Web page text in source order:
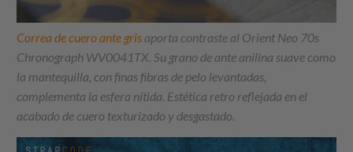
Correa de cuero ante grisaporta contraste al Orient Neo 70s
Chronograph WV0041TX. Su grano de ante anilina suave como
la mantequilla, con finas fibras de pelo levantadas,
complementa la esfera nítida. Estética retro reflejada en el
acabado de cuero texturizado y desgastado.